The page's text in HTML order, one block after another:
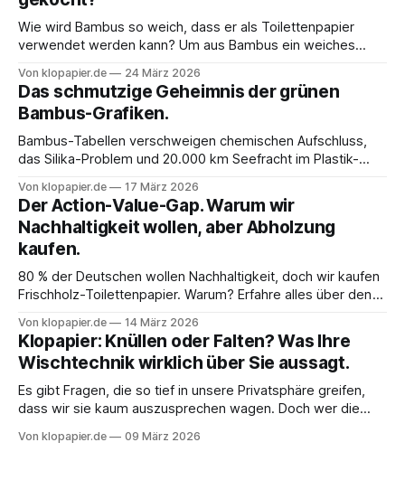
Wie wird Bambus so weich, dass er als Toilettenpapier
verwendet werden kann? Um aus Bambus ein weiches
Transformationsprozess notwendig. Das Herzstück dieser
Umwandlung bildet in der Regel das chemische
Sulfatverfahren (Kraft-Prozess).
Von klopapier.de 24 März 2026
Das schmutzige Geheimnis der grünen
Bambus-Grafiken.
Bambus-Tabellen verschweigen chemischen Aufschluss,
das Silika-Problem und 20.000 km Seefracht im Plastik-
ehrlichere Wahl: Regional, weich und ohne Baum-Zellstoff-
Märchen oder Übersee-Logistik. Der Realitätscheck auf
klopapier.de.
Von klopapier.de 17 März 2026
Der Action-Value-Gap. Warum wir
Nachhaltigkeit wollen, aber Abholzung
kaufen.
80 % der Deutschen wollen Nachhaltigkeit, doch wir kaufen
Frischholz-Toilettenpapier. Warum? Erfahre alles über den
Recycling 2.0.
Von klopapier.de 14 März 2026
Klopapier: Knüllen oder Falten? Was Ihre
Wischtechnik wirklich über Sie aussagt.
Es gibt Fragen, die so tief in unsere Privatsphäre greifen,
dass wir sie kaum auszusprechen wagen. Doch wer die
fundamentalen Entscheidung nicht vorbei: Knüllen oder
Von klopapier.de 09 März 2026